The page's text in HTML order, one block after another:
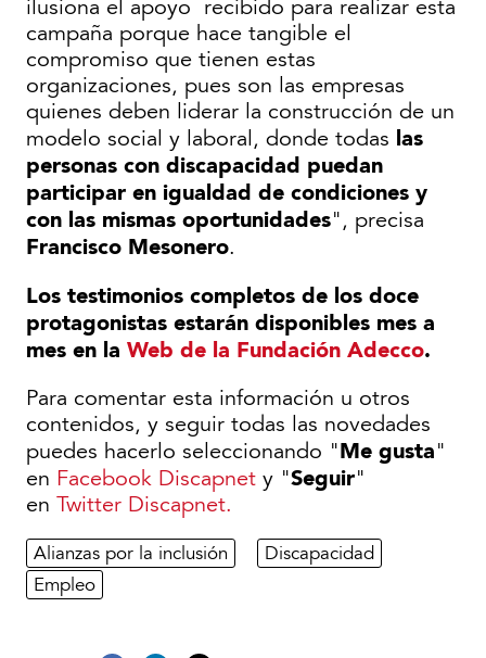
ilusiona el apoyo recibido para realizar esta
campaña porque hace tangible el
compromiso que tienen estas
organizaciones, pues son las empresas
quienes deben liderar la construcción de un
modelo social y laboral, donde todas las
personas con discapacidad puedan
participar en igualdad de condiciones y
con las mismas oportunidades", precisa
Francisco Mesonero.
Los testimonios completos de los doce
protagonistas estarán disponibles mes a
mes en la Web de la Fundación Adecco.
Para comentar esta información u otros
contenidos, y seguir todas las novedades
puedes hacerlo seleccionando "Me gusta"
en Facebook Discapnet y "Seguir"
en Twitter Discapnet.
Alianzas por la inclusión
Discapacidad
Empleo